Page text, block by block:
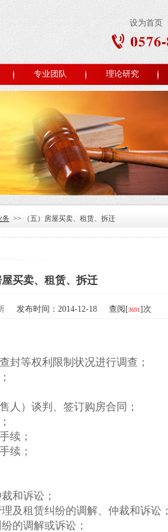
设为首页
专业团队 理论研究
务 >> （五）房屋买卖、租赁、拆迁
屋买卖、租赁、拆迁
发布时间：2014-12-18 查阅[3691]次
封等权利限制状况进行调查；
人）谈判、签订购房合同；
续；
续；
和诉讼；
及租赁纠纷的调解、仲裁和诉讼；
的调解或诉讼；